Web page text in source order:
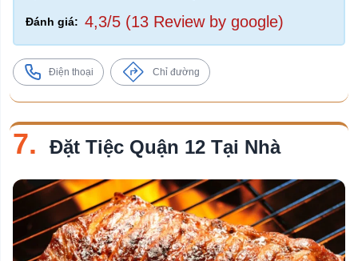
Đánh giá: 4,3/5 (13 Review by google)
Điện thoại Chỉ đường
7. Đặt Tiệc Quận 12 Tại Nhà